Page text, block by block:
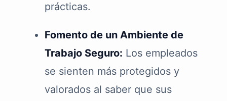
prácticas.
Fomento de un Ambiente de
Trabajo Seguro: Los empleados
se sienten más protegidos y
valorados al saber que sus